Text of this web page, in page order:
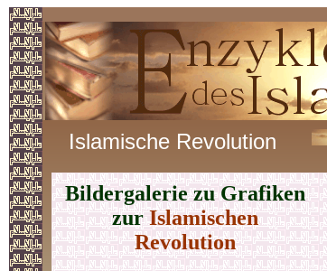
Islamische Revolution
Bildergalerie zu Grafiken
zurIslamischen
Revolution